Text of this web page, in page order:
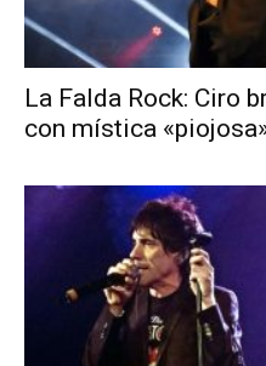
La Falda Rock: Ciro
con mística